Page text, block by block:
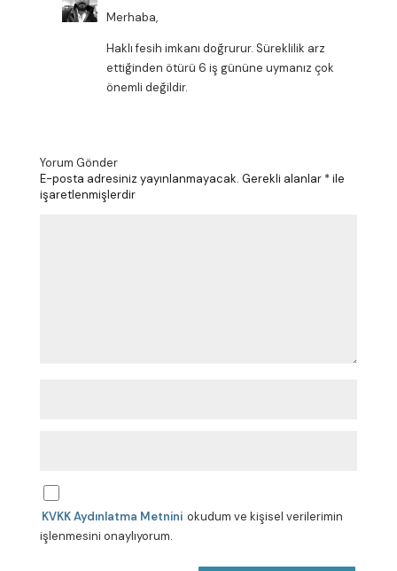
Merhaba,
Haklı fesih imkanı doğrurur. Süreklilik arz
ettiğinden ötürü 6 iş gününe uymanız çok
önemli değildir.
Yorum Gönder
E-posta adresiniz yayınlanmayacak. Gerekli alanlar *ile
işaretlenmişlerdir
o
s
t
a
KVKK Aydınlatma Metnini okudum ve kişisel verilerimin
işlenmesini onaylıyorum.